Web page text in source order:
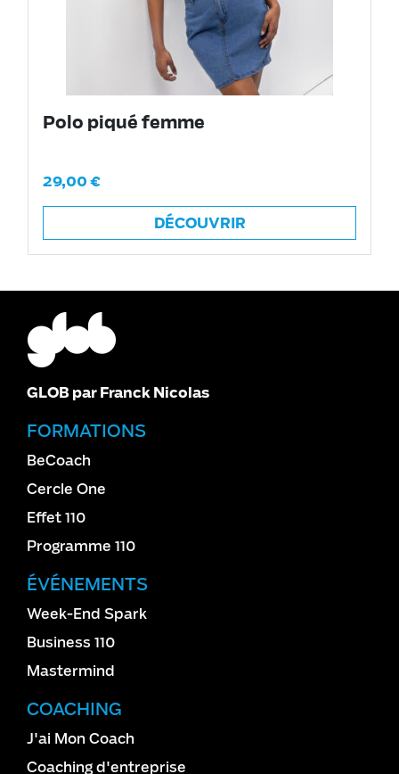
Polo piqué femme
29,00€
DÉCOUVRIR
GLOB par Franck Nicolas
FORMATIONS
BeCoach
Cercle One
Effet 110
Programme 110
ÉVÉNEMENTS
Week-End Spark
Business 110
Mastermind
COACHING
J'ai Mon Coach
Coaching d'entreprise